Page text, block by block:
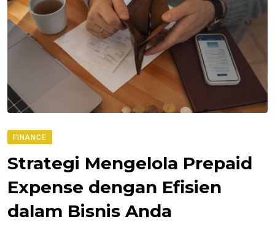
FINANCE
Strategi Mengelola Prepaid
Expense dengan Efisien
dalam Bisnis Anda